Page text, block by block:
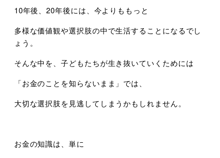
10年後、20年後には、今よりももっと
多様な価値観や選択肢の中で生活することになるでし
ょう。
そんな中を、子どもたちが生き抜いていくためには
「お金のことを知らないまま」では、
大切な選択肢を見逃してしまうかもしれません。
お金の知識は、単に